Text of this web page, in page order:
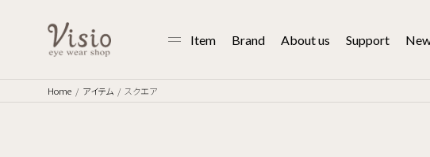
Item Brand About us Support
Home アイテム スクエア